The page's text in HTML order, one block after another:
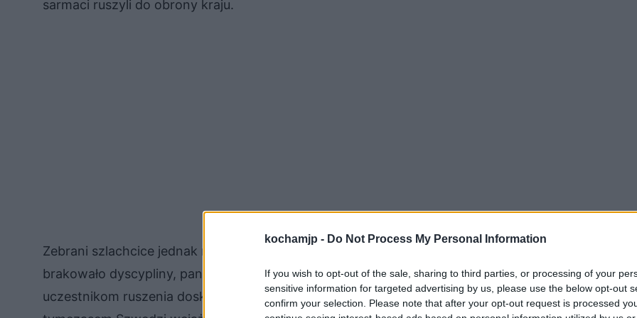
kochamjp - Do Not Process My Personal Information
If you wish to opt-out of the sale, sharing to third parties, or processing of your
sensitive information for targeted advertising by us, please use the below opt-out
confirm your selection. Please note that after your opt-out request is processed
sarmaci ruszyli do obrony kraju.
Zebrani szlachcice jednak narzekali wciąż na swoją sytuację i na rozkazy króla. W obozach
brakowało dyscypliny, panowała swoboda obyczajowa, nie słuchano dowódców,
uczestnikom ruszenia doskwierały także upały. Niektórzy zaczęli decydować się na dezercję,